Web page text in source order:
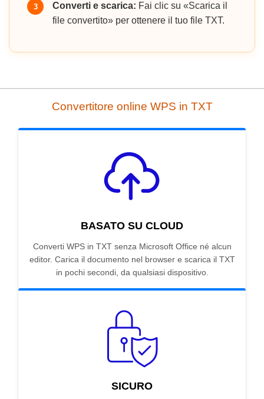
3 Converti e scarica: Fai clic su «Scarica il
file convertito» per ottenere il tuo file TXT.
Convertitore online WPS in TXT
BASATO SU CLOUD
Converti WPS in TXT senza Microsoft Office né alcun
editor. Carica il documento nel browser e scarica il TXT
in pochi secondi, da qualsiasi dispositivo.
SICURO